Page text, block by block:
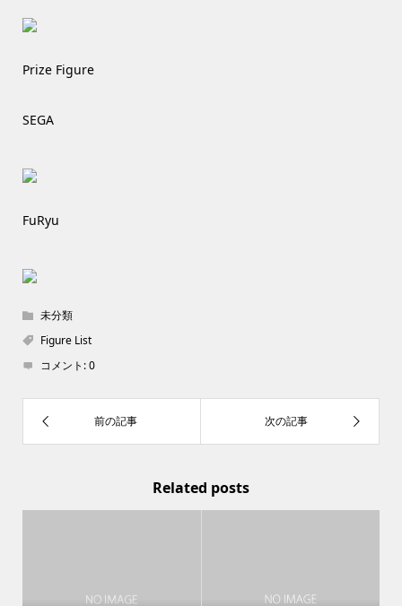
Prize Figure
SEGA
FuRyu
未分類
Figure List
コメント:0
Related posts